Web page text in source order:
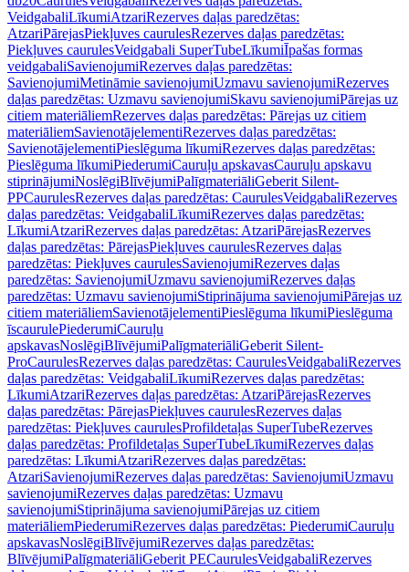
VeidgabaliLīkumiAtzariRezerves daļas paredzētas:
AtzariPārejasPiekļuves caurulesRezerves daļas paredzētas:
Piekļuves caurulesVeidgabali SuperTubeLīkumiĪpašas formas
veidgabaliSavienojumiRezerves daļas paredzētas:
SavienojumiMetināmie savienojumiUzmavu savienojumiRezerves
daļas paredzētas: Uzmavu savienojumiSkavu savienojumiPārejas uz
citiem materiāliemRezerves daļas paredzētas: Pārejas uz citiem
materiāliemSavienotājelementiRezerves daļas paredzētas:
SavienotājelementiPieslēguma līkumiRezerves daļas paredzētas:
Pieslēguma līkumiPiederumiCauruļu apskavasCauruļu apskavu
stiprinājumiNoslēgiBlīvējumiPalīgmateriāliGeberit Silent-
PPCaurulesRezerves daļas paredzētas: CaurulesVeidgabaliRezerves
daļas paredzētas: VeidgabaliLīkumiRezerves daļas paredzētas:
LīkumiAtzariRezerves daļas paredzētas: AtzariPārejasRezerves
daļas paredzētas: PārejasPiekļuves caurulesRezerves daļas
paredzētas: Piekļuves caurulesSavienojumiRezerves daļas
paredzētas: SavienojumiUzmavu savienojumiRezerves daļas
paredzētas: Uzmavu savienojumiStiprinājuma savienojumiPārejas uz
citiem materiāliemSavienotājelementiPieslēguma līkumiPieslēguma
īscaurulePiederumiCauruļu
apskavasNoslēgiBlīvējumiPalīgmateriāliGeberit Silent-
ProCaurulesRezerves daļas paredzētas: CaurulesVeidgabaliRezerves
daļas paredzētas: VeidgabaliLīkumiRezerves daļas paredzētas:
LīkumiAtzariRezerves daļas paredzētas: AtzariPārejasRezerves
daļas paredzētas: PārejasPiekļuves caurulesRezerves daļas
paredzētas: Piekļuves caurulesProfildetaļas SuperTubeRezerves
daļas paredzētas: Profildetaļas SuperTubeLīkumiRezerves daļas
paredzētas: LīkumiAtzariRezerves daļas paredzētas:
AtzariSavienojumiRezerves daļas paredzētas: SavienojumiUzmavu
savienojumiRezerves daļas paredzētas: Uzmavu
savienojumiStiprinājuma savienojumiPārejas uz citiem
materiāliemPiederumiRezerves daļas paredzētas: PiederumiCauruļu
apskavasNoslēgiBlīvējumiRezerves daļas paredzētas:
BlīvējumiPalīgmateriāliGeberit PECaurulesVeidgabaliRezerves